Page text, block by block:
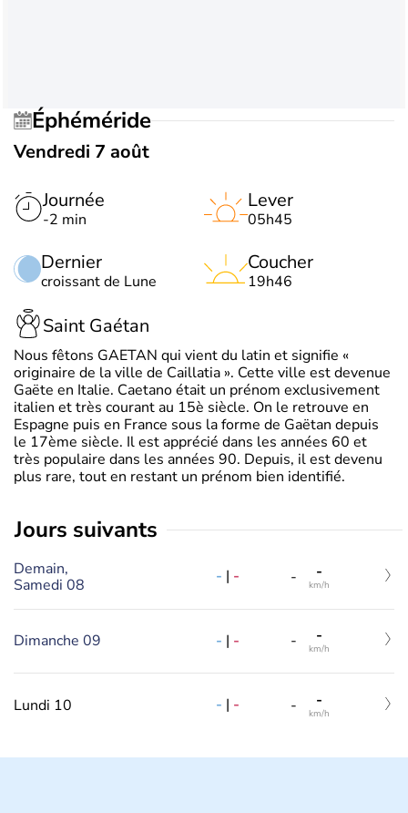
Éphéméride
Vendredi 7 août
Journée
-2 min
Dernier
croissant de Lune
Lever
05h45
Coucher
19h46
Saint Gaétan
Nous fêtons GAETAN qui vient du latin et signifie «
originaire de la ville de Caillatia ». Cette ville est devenue
Gaëte en Italie. Caetano était un prénom exclusivement
italien et très courant au 15è siècle. On le retrouve en
Espagne puis en France sous la forme de Gaëtan depuis
le 17ème siècle. Il est apprécié dans les années 60 et
très populaire dans les années 90. Depuis, il est devenu
plus rare, tout en restant un prénom bien identifié.
jours suivants
Demain,
Samedi 08
- | - - -
km/h
Dimanche 09 - | - - -
km/h
Lundi 10 - | - - -
km/h